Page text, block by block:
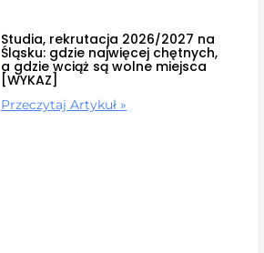
Studia, rekrutacja 2026/2027 na
Śląsku: gdzie najwięcej chętnych,
a gdzie wciąż są wolne miejsca
[WYKAZ]
Przeczytaj Artykuł »